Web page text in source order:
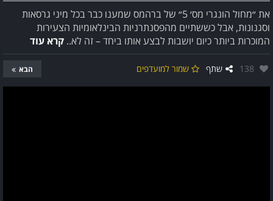
את ״מחול הונגרי מס׳ 5״ של ברהמס שמענו כבר בכל מיני גרסאות
וסגנונות, אבל כששתיים מהפסנתרניות הבינלאומיות הצעירות
המוכרות ביותר כיום יושבות לבצע אותו ביחד – זה לא.. קרא עוד
אהבו:
138 שתף שמור למועדפים הבא